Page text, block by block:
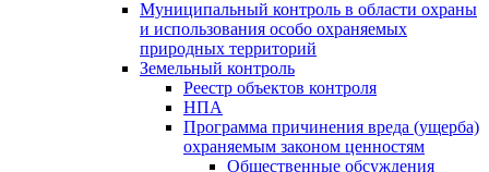
Муниципальный контроль в области охраны
и использования особо охраняемых
природных территорий
Земельный контроль
Реестр объектов контроля
НПА
Программа причинения вреда (ущерба)
охраняемым законом ценностям
Общественные обсуждения